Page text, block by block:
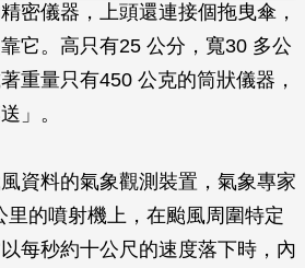
密儀器，上頭還連接個拖曳傘，
它。高只有25 公分，寬30 多公
重量只有450 公克的筒狀儀器，
」。
資料的氣象觀測裝置，氣象專家
里的噴射機上，在颱風周圍特定
每秒約十公尺的速度落下時，內